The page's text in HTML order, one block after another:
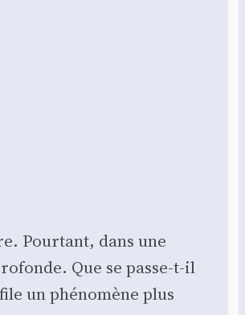
Pour­tant, dans une
Que se passe-t-il
un phé­no­mène plus